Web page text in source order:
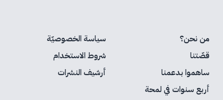
من نحن؟
سياسة الخصوصيّة
قصّتنا
شروط الاستخدام
ساهموا بدعمنا
أرشيف النشرات
أربع سنوات في لمحة